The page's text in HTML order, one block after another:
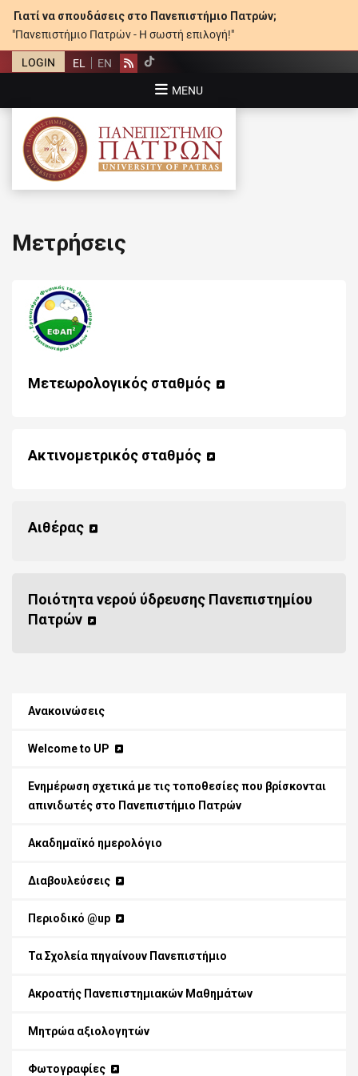
Γιατί να σπουδάσεις στο Πανεπιστήμιο Πατρών;
"Πανεπιστήμιο Πατρών - Η σωστή επιλογή!"
LOGIN EL EN Rss
MENU
ΠΑΝΕΠΙΣΤΉΜΙΟ ΠΑΤΡΏΝ
Μετρήσεις
Μετεωρολογικός σταθμός
Ακτινομετρικός σταθμός
Αιθέρας
Ποιότητα νερού ύδρευσης Πανεπιστημίου
Πατρών
Ανακοινώσεις
Welcome to UP
Ενημέρωση σχετικά με τις τοποθεσίες που βρίσκονται
απινιδωτές στο Πανεπιστήμιο Πατρών
Ακαδημαϊκό ημερολόγιο
Διαβουλεύσεις
Περιοδικό @up
Τα Σχολεία πηγαίνουν Πανεπιστήμιο
Ακροατής Πανεπιστημιακών Μαθημάτων
Μητρώα αξιολογητών
Φωτογραφίες